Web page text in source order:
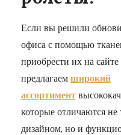
Если вы решили
офиса с помощью
приобрести их на
предлагаемширокий
ассортимент
которые отличаются не
дизайном, но и